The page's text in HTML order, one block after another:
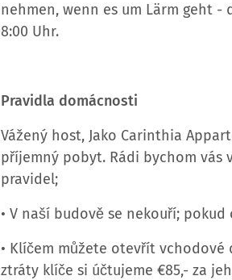
nehmen, wenn es um Lärm geht -
8:00 Uhr.
Pravidla domácnosti
Vážený host, Jako Carinthia
příjemný pobyt. Rádi bychom
pravidel;
• V naší budově se nekouří;
• Klíčem můžete otevřít
ztráty klíče si účtujeme €85,- za